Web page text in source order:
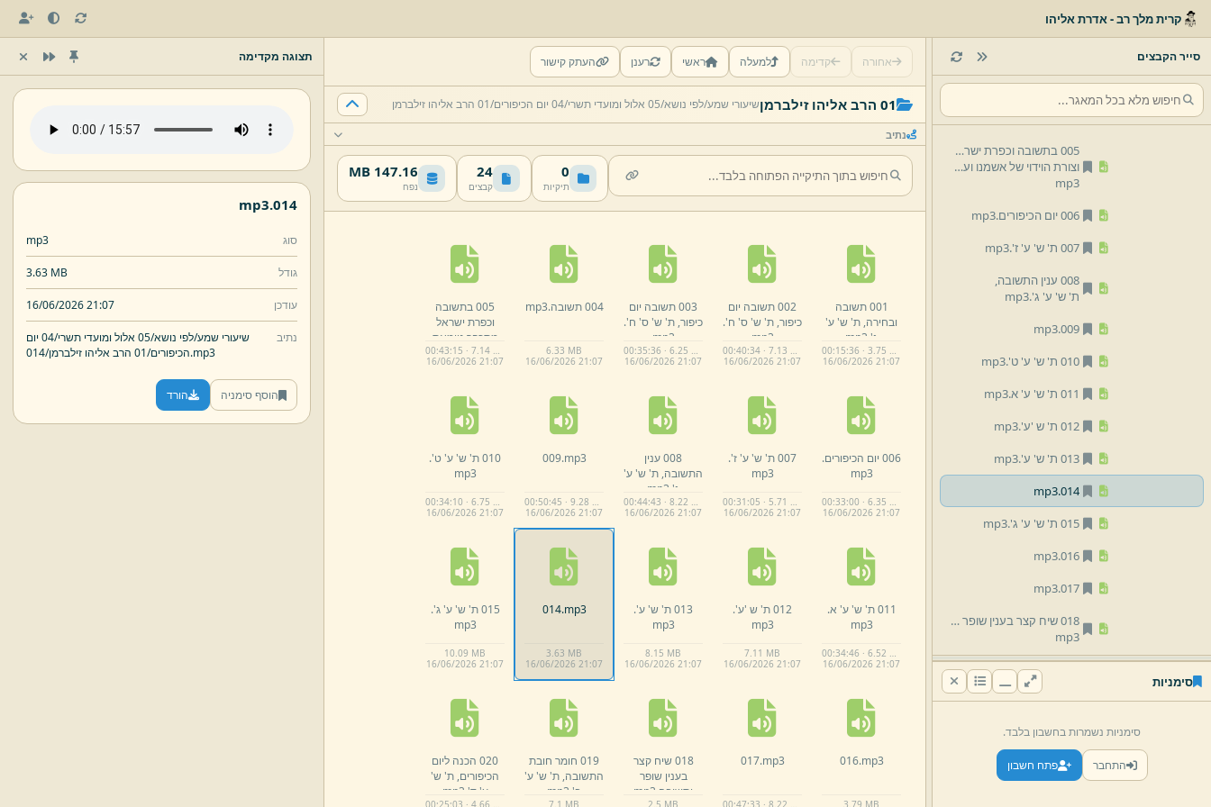
קרית מלך רב - אדרת אליהו
סייר הקבצים
002 תשובה יום כיפור,
ת' ש' ס' ח'.mp3
ת' ש' ס' ח'.mp3
004 תשובה.
mp3
005 בתשובה וכפרת ישראל מתכפר טומאת המקדש,
וצורת הוידוי של אשמנו ועל חטא.
mp3
006 יום הכיפורים.
mp3
007 ת' ש' ע' ז'.
mp3
008 ענין התשובה,
ת' ש' ע' ג'.mp3
009.
mp3
010 ת' ש' ע' ט'.
mp3
011 ת' ש' ע' א.
mp3
012 ת' ש 'ע'.
mp3
013 ת' ש' ע'.
mp3
014.
mp3
015 ת' ש' ע' ג'.
mp3
016.
mp3
017.
mp3
018 שיח קצר בענין שופר ותשובה.
mp3
ת' ש' ע' ב'.mp3
ת' ש' ע' ד'.mp3
021 ת' ש' ע' ו'.
mp3
סימניות
סימניות נשמרות בחשבון בלבד.
התחבר פתח חשבון
אחורה קדימה למעלה ראשי רענן העתק קישור
01 הרב אליהו זילברמן שיעורי שמע/לפי נושא/05 אלול ומועדי תשרי/ 04 יום הכיפורים/ 01 הרב אליהו זילברמן
נתיב
0
תיקיות
24
קבצים
147.16 MB
נפח
001 תשובה
ובחירה, ת' ש' ע'
ג'. mp3
00:15:36 · 3.75 MB
16/06/2026 21:07
002 תשובה יום
כיפור, ת' ש' ס' ח'.
mp3
00:40:34 · 7.13 MB
16/06/2026 21:07
003 תשובה יום
כיפור, ת' ש' ס' ח'.
mp3
00:35:36 · 6.25 MB
16/06/2026 21:07
004 תשובה. mp3
6.33 MB
16/06/2026 21:07
005 בתשובה
וכפרת ישראל
מתכפר טומאת
המקדש,וצורת
הוידוי של אשמנו
00:43:15 · 7.14 MB
16/06/2026 21:07
006 יום הכיפורים.
mp3
00:33:00 · 6.35 MB
16/06/2026 21:07
007 ת' ש' ע' ז'.
mp3
00:31:05 · 5.71 MB
16/06/2026 21:07
008 ענין
התשובה, ת' ש' ע'
ג'. mp3
00:44:43 · 8.22 MB
16/06/2026 21:07
009.mp3
00:50:45 · 9.28 MB
16/06/2026 21:07
010 ת' ש' ע' ט'.
mp3
00:34:10 · 6.75 MB
16/06/2026 21:07
011 ת' ש' ע' א.
mp3
00:34:46 · 6.52 MB
16/06/2026 21:07
012 ת' ש 'ע'.
mp3
7.11 MB
16/06/2026 21:07
013 ת' ש' ע'.
mp3
8.15 MB
16/06/2026 21:07
014.mp3
3.63 MB
16/06/2026 21:07
015 ת' ש' ע' ג'.
mp3
10.09 MB
16/06/2026 21:07
016.mp3
3. 79 MB
017.mp3
018 שיח קצר
בענין שופר
ותשובה. mp3
2. 5 MB
019 חומר חובת
התשובה, ת' ש' ע'
ב'. mp3
7. 1 MB
020 הכנה ליום
הכיפורים, ת' ש'
ע' ד'. mp3
תצוגה מקדימה
014.
mp3
סוג mp3
גודל 3.63 MB
עודכן 16/06/2026 21:07
נתיב שיעורי שמע/לפי נושא/05 אלול ומועדי תשרי/
04 יום
הכיפורים/01 הרב אליהו זילברמן/ 014.mp3
הוסף סימניה הורד